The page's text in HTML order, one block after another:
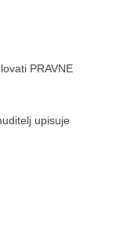
PRAVNE
upisuje